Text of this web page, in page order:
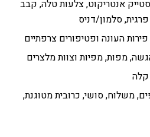
סוגים): סטייק אנטריקוט, צלעות טלה, קבב
סלמון/דניס
העונה ופטיפורים צרפתיים
מפות, מפיות וצוות מלצרים
קלה
משלוח, סושי, כרובית מטוגנת,